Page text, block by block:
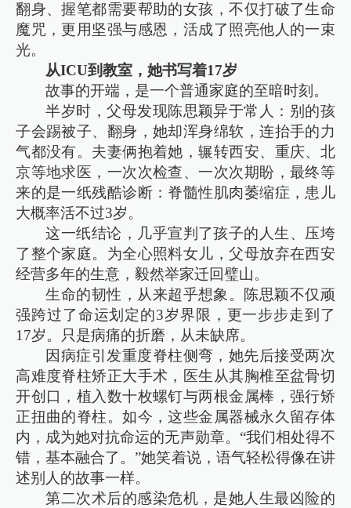
翻身、握笔都需要帮助的女孩，不仅打破了生命
魔咒，更用坚强与感恩，活成了照亮他人的一束
光。
从ICU到教室，她书写着17岁
故事的开端，是一个普通家庭的至暗时刻。
半岁时，父母发现陈思颖异于常人：别的孩
子会踢被子、翻身，她却浑身绵软，连抬手的力
气都没有。夫妻俩抱着她，辗转西安、重庆、北
京等地求医，一次次检查、一次次期盼，最终等
来的是一纸残酷诊断：脊髓性肌肉萎缩症，患儿
大概率活不过3岁。
这一纸结论，几乎宣判了孩子的人生、压垮
了整个家庭。为全心照料女儿，父母放弃在西安
经营多年的生意，毅然举家迁回璧山。
生命的韧性，从来超乎想象。陈思颖不仅顽
强跨过了命运划定的3岁界限，更一步步走到了
17岁。只是病痛的折磨，从未缺席。
因病症引发重度脊柱侧弯，她先后接受两次
高难度脊柱矫正大手术，医生从其胸椎至盆骨切
开创口，植入数十枚螺钉与两根金属棒，强行矫
正扭曲的脊柱。如今，这些金属器械永久留存体
内，成为她对抗命运的无声勋章。“我们相处得不
错，基本融合了。”她笑着说，语气轻松得像在讲
述别人的故事一样。
第二次术后的感染危机，是她人生最凶险的